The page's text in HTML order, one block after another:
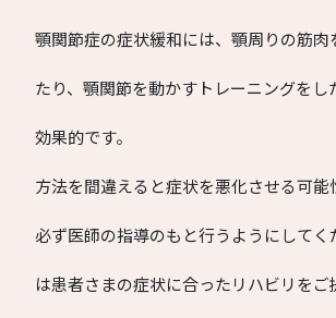
顎関節症の症状緩和には、顎周りの筋肉
たり、顎関節を動かすトレーニングをし
効果的です。
方法を間違えると症状を悪化させる可能
必ず医師の指導のもと行うようにしてく
は患者さまの症状に合ったリハビリをご